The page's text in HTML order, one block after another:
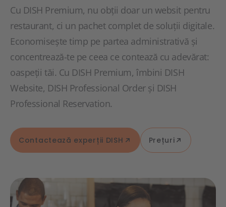
Cu DISH Premium, nu obții doar un websit pentru
restaurant, ci un pachet complet de soluții digitale.
Economisește timp pe partea administrativă și
concentrează-te pe ceea ce contează cu adevărat:
oaspeții tăi. Cu DISH Premium, îmbini DISH
Website, DISH Professional Order și DISH
Professional Reservation.
Contactează experții DISH Prețuri